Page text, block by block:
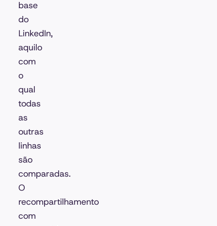
base
do
LinkedIn,
aquilo
com
o
qual
todas
as
outras
linhas
são
comparadas.
O
recompartilhamento
com